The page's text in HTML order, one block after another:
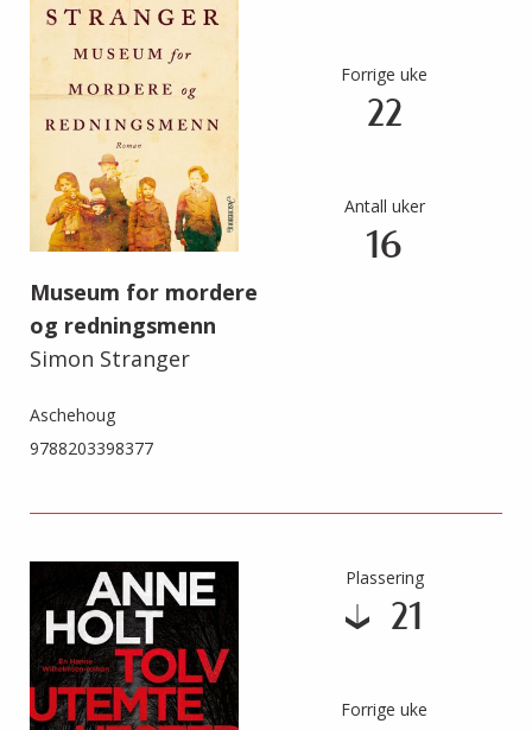
Museum for mordere
og redningsmenn
Simon Stranger
Aschehoug
9788203398377
Forrige uke
22
Antall uker
16
Plassering
21
Forrige uke